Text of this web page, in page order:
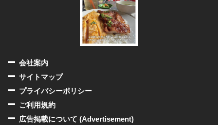
会社案内
サイトマップ
プライバシーポリシー
ご利用規約
広告掲載について (Advertisement)